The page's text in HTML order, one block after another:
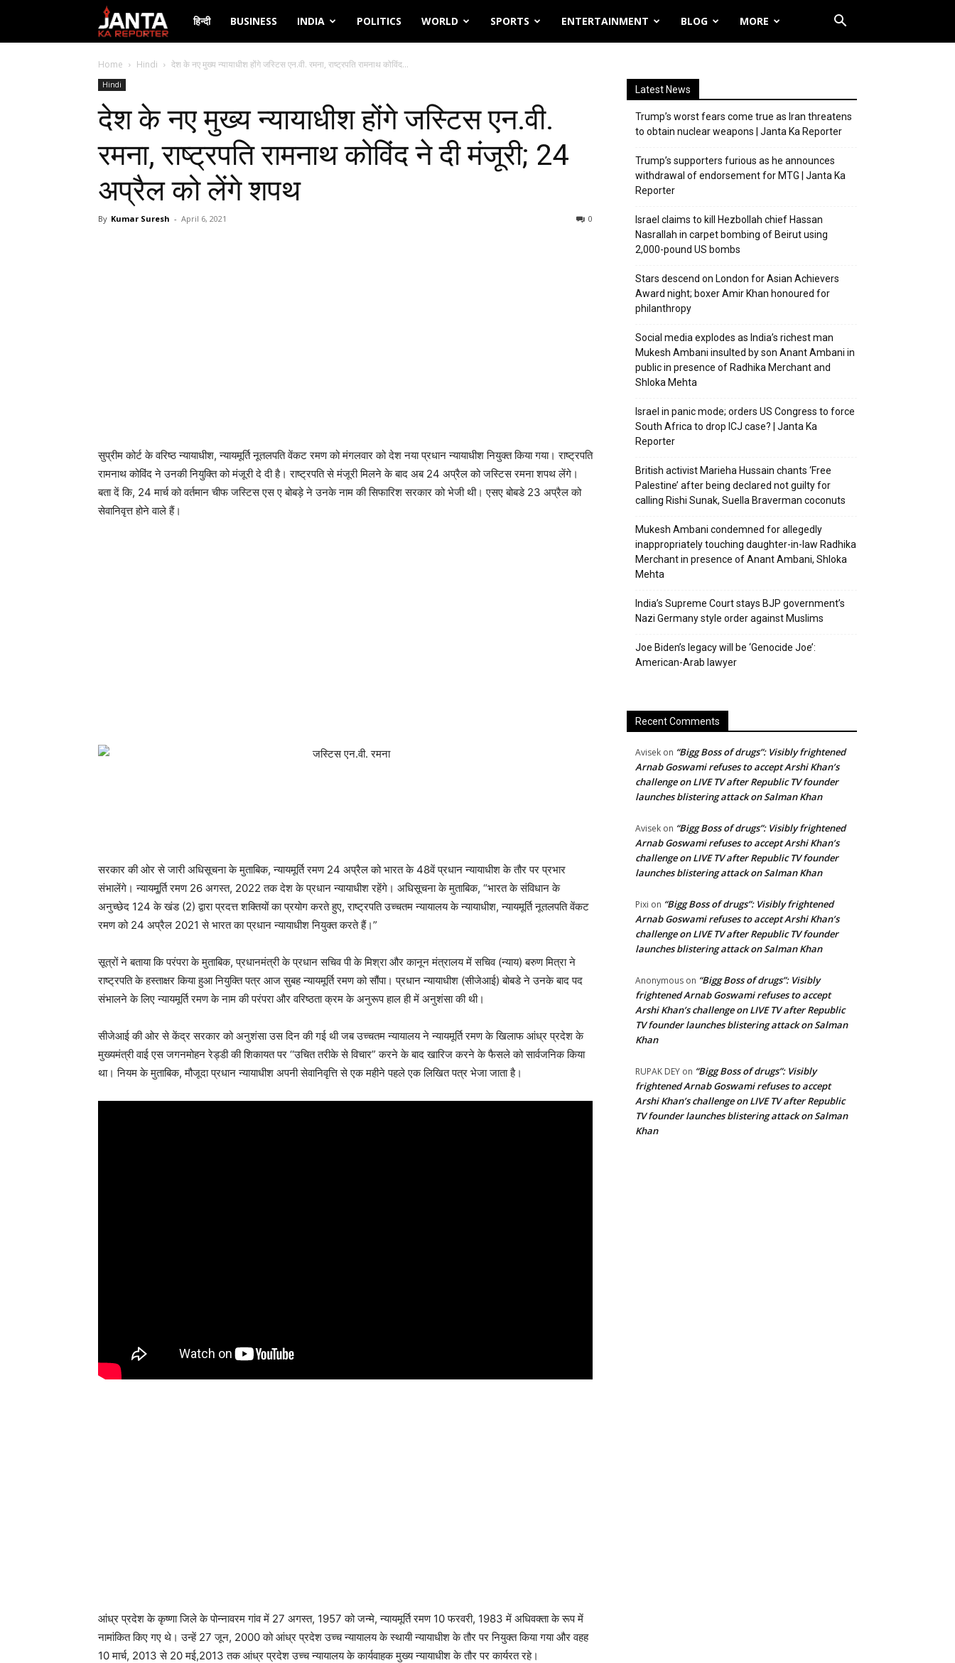
Janta
Ka
हिन्दी BUSINESS INDIA POLITICS WORLD SPORTS ENTERTAINMENT BLOG MORE
Home Hindi देश के नए मुख्य न्यायाधीश होंगे जस्टिस एन.वी. रमना, राष्ट्रपति रामनाथ कोविंद...
Hindi
देश के नए मुख्य न्यायाधीश होंगे जस्टिस एन.वी.
रमना, राष्ट्रपति रामनाथ कोविंद ने दी मंजूरी; 24
अप्रैल को लेंगे शपथ
By Kumar Suresh - April 6, 2021 0
सुप्रीम कोर्ट के वरिष्ठ न्यायाधीश, न्यायमूर्ति नूतलपति वेंकट रमण को मंगलवार को देश नया प्रधान न्यायाधीश नियुक्त किया गया। राष्ट्रपति
रामनाथ कोविंद ने उनकी नियुक्ति को मंजूरी दे दी है। राष्ट्रपति से मंजूरी मिलने के बाद अब 24 अप्रैल को जस्टिस रमना शपथ लेंगे।
बता दें कि, 24 मार्च को वर्तमान चीफ जस्टिस एस ए बोबड़े ने उनके नाम की सिफारिश सरकार को भेजी थी। एसए बोबडे 23 अप्रैल को
सेवानिवृत्त होने वाले हैं।
सरकार की ओर से जारी अधिसूचना के मुताबिक, न्यायमूर्ति रमण 24 अप्रैल को भारत के 48वें प्रधान न्यायाधीश के तौर पर प्रभार
संभालेंगे। न्यायमू्र्ति रमण 26 अगस्त, 2022 तक देश के प्रधान न्यायाधीश रहेंगे। अधिसूचना के मुताबिक, “भारत के संविधान के
अनुच्छेद 124 के खंड (2) द्वारा प्रदत्त शक्तियों का प्रयोग करते हुए, राष्ट्रपति उच्चतम न्यायालय के न्यायाधीश, न्यायमूर्ति नूतलपति वेंकट
रमण को 24 अप्रैल 2021 से भारत का प्रधान न्यायाधीश नियुक्त करते हैं।”
सूत्रों ने बताया कि परंपरा के मुताबिक, प्रधानमंत्री के प्रधान सचिव पी के मिश्रा और कानून मंत्रालय में सचिव (न्याय) बरुण मित्रा ने
राष्ट्रपति के हस्ताक्षर किया हुआ नियुक्ति पत्र आज सुबह न्यायमूर्ति रमण को सौंपा। प्रधान न्यायाधीश (सीजेआई) बोबडे ने उनके बाद पद
संभालने के लिए न्यायमूर्ति रमण के नाम की परंपरा और वरिष्ठता क्रम के अनुरूप हाल ही में अनुशंसा की थी।
सीजेआई की ओर से केंद्र सरकार को अनुशंसा उस दिन की गई थी जब उच्चतम न्यायालय ने न्यायमूर्ति रमण के खिलाफ आंध्र प्रदेश के
मुख्यमंत्री वाई एस जगनमोहन रेड्डी की शिकायत पर ‘‘उचित तरीके से विचार” करने के बाद खारिज करने के फैसले को सार्वजनिक किया
था। नियम के मुताबिक, मौजूदा प्रधान न्यायाधीश अपनी सेवानिवृत्ति से एक महीने पहले एक लिखित पत्र भेजा जाता है।
आंध्र प्रदेश के कृष्णा जिले के पोन्नावरम गांव में 27 अगस्त, 1957 को जन्मे, न्यायमूर्ति रमण 10 फरवरी, 1983 में अधिवक्ता के रूप में
नामांकित किए गए थे। उन्हें 27 जून, 2000 को आंध्र प्रदेश उच्च न्यायालय के स्थायी न्यायाधीश के तौर पर नियुक्त किया गया और वहह
10 मार्च, 2013 से 20 मई,2013 तक आंध्र प्रदेश उच्च न्यायालय के कार्यवाहक मुख्य न्यायाधीश के तौर पर कार्यरत रहे।
Latest News
Trump’s worst fears come true as Iran threatens
to obtain nuclear weapons | Janta Ka Reporter
Trump’s supporters furious as he announces
withdrawal of endorsement for MTG | Janta Ka
Reporter
Israel claims to kill Hezbollah chief Hassan
Nasrallah in carpet bombing of Beirut using
2,000-pound US bombs
Stars descend on London for Asian Achievers
Award night; boxer Amir Khan honoured for
philanthropy
Social media explodes as India’s richest man
Mukesh Ambani insulted by son Anant Ambani in
public in presence of Radhika Merchant and
Shloka Mehta
Israel in panic mode; orders US Congress to force
South Africa to drop ICJ case? | Janta Ka
Reporter
British activist Marieha Hussain chants ‘Free
Palestine’ after being declared not guilty for
calling Rishi Sunak, Suella Braverman coconuts
Mukesh Ambani condemned for allegedly
inappropriately touching daughter-in-law Radhika
Merchant in presence of Anant Ambani, Shloka
Mehta
India’s Supreme Court stays BJP government’s
Nazi Germany style order against Muslims
Joe Biden’s legacy will be ‘Genocide Joe’:
American-Arab lawyer
Recent Comments
Avisek on “Bigg Boss of drugs”: Visibly frightened
Arnab Goswami refuses to accept Arshi Khan’s
challenge on LIVE TV after Republic TV founder
launches blistering attack on Salman Khan
Avisek on “Bigg Boss of drugs”: Visibly frightened
Arnab Goswami refuses to accept Arshi Khan’s
challenge on LIVE TV after Republic TV founder
launches blistering attack on Salman Khan
Pixi on “Bigg Boss of drugs”: Visibly frightened
Arnab Goswami refuses to accept Arshi Khan’s
challenge on LIVE TV after Republic TV founder
launches blistering attack on Salman Khan
Anonymous on “Bigg Boss of drugs”: Visibly
frightened Arnab Goswami refuses to accept
Arshi Khan’s challenge on LIVE TV after Republic
TV founder launches blistering attack on Salman
Khan
RUPAK DEY on “Bigg Boss of drugs”: Visibly
frightened Arnab Goswami refuses to accept
Arshi Khan’s challenge on LIVE TV after Republic
TV founder launches blistering attack on Salman
Khan